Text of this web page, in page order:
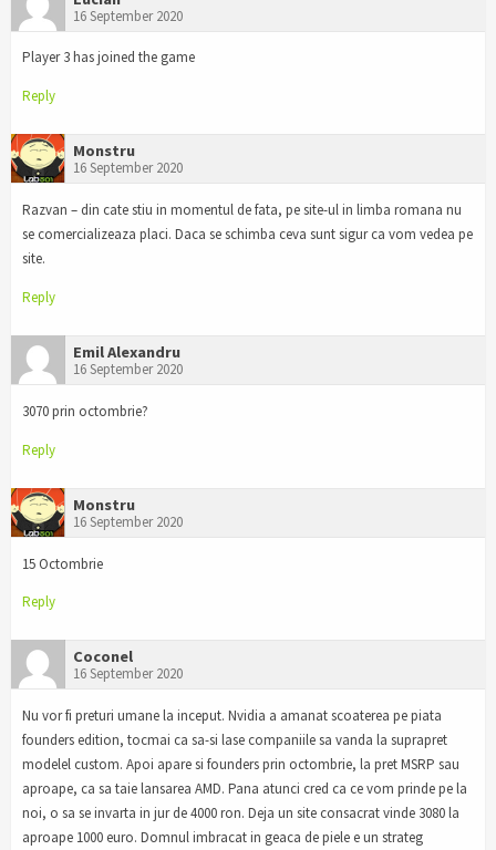
16 September 2020
Player 3 has joined the game
Reply
Monstru
16 September 2020
Razvan – din cate stiu in momentul de fata, pe site-ul in limba romana nu
se comercializeaza placi. Daca se schimba ceva sunt sigur ca vom vedea pe
site.
Reply
Emil Alexandru
16 September 2020
3070 prin octombrie?
Reply
Monstru
16 September 2020
15 Octombrie
Reply
Coconel
16 September 2020
Nu vor fi preturi umane la inceput. Nvidia a amanat scoaterea pe piata
founders edition, tocmai ca sa-si lase companiile sa vanda la suprapret
modelel custom. Apoi apare si founders prin octombrie, la pret MSRP sau
aproape, ca sa taie lansarea AMD. Pana atunci cred ca ce vom prinde pe la
noi, o sa se invarta in jur de 4000 ron. Deja un site consacrat vinde 3080 la
aproape 1000 euro. Domnul imbracat in geaca de piele e un strateg